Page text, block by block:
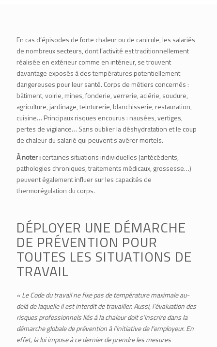
En cas d’épisodes de forte chaleur ou de canicule, les salariés
de nombreux secteurs, dont l’activité est traditionnellement
réalisée en extérieur comme en intérieur, se trouvent
davantage exposés à des températures potentiellement
dangereuses pour leur santé. Corps de métiers concernés :
bâtiment, voirie, mines, fonderie, verrerie, aciérie, soudure,
agriculture, jardinage, teinturerie, blanchisserie, restauration,
cuisine… Principaux risques encourus : nausées, vertiges,
pertes de vigilance… Sans oublier la déshydratation et le coup
de chaleur du salarié qui peuvent s’avérer mortels.
À noter :certaines situations individuelles (antécédents,
pathologies chroniques, traitements médicaux, grossesse…)
peuvent également influer sur les capacités de
thermorégulation du corps.
DÉPLOYER UNE DÉMARCHE
DE PRÉVENTION POUR
TOUTES LES SITUATIONS DE
TRAVAIL
« Le Code du travail ne fixe pas de température maximale au-
delà de laquelle il est interdit de travailler. Aussi, l’évaluation des
risques professionnels liés à la chaleur doit s’inscrire dans la
démarche globale de prévention à l’initiative de l’employeur. En
effet, la loi impose à ce dernier de prendre les mesures